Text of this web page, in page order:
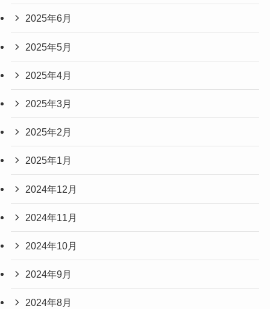
2025年6月
2025年5月
2025年4月
2025年3月
2025年2月
2025年1月
2024年12月
2024年11月
2024年10月
2024年9月
2024年8月